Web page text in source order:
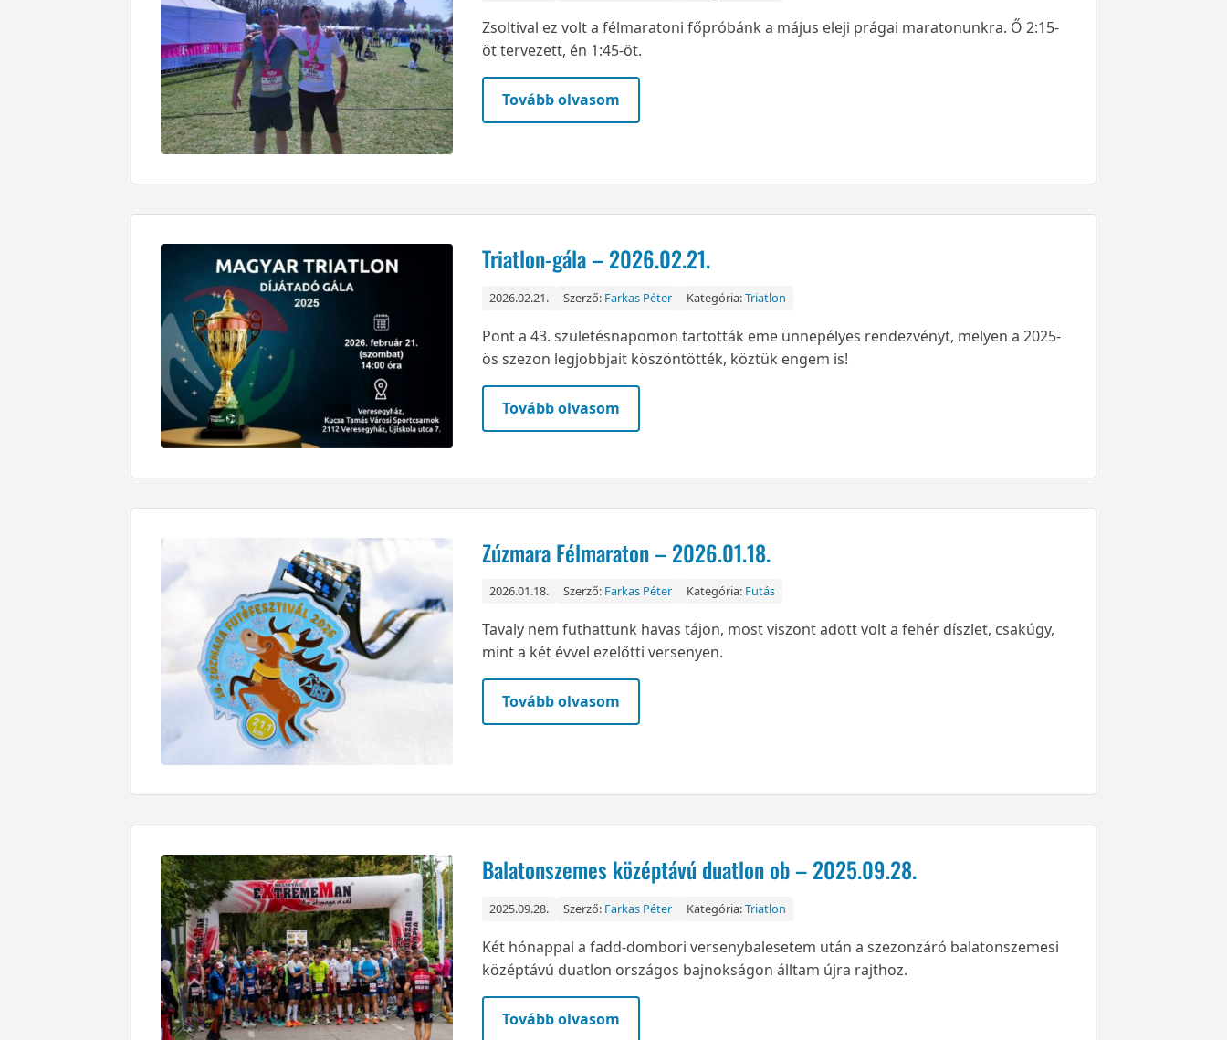
Zsoltival ez volt a félmaratoni főpróbánk a május eleji prágai maratonunkra. Ő 2:15-
öt tervezett, én 1:45-öt.
Tovább olvasom
Triatlon-gála – 2026.02.21.
2026.02.21. Szerző: Farkas Péter Kategória:Triatlon
Pont a 43. születésnapomon tartották eme ünnepélyes rendezvényt, melyen a 2025-
ös szezon legjobbjait köszöntötték, köztük engem is!
Tovább olvasom
Zúzmara Félmaraton – 2026.01.18.
2026.01.18. Szerző: Farkas Péter Kategória: Futás
Tavaly nem futhattunk havas tájon, most viszont adott volt a fehér díszlet, csakúgy,
mint a két évvel ezelőtti versenyen.
Tovább olvasom
Balatonszemes középtávú duatlon ob – 2025.09.28.
2025.09.28. Szerző: Farkas Péter Kategória:Triatlon
Két hónappal a fadd-dombori versenybalesetem után a szezonzáró balatonszemesi
középtávú duatlon országos bajnokságon álltam újra rajthoz.
Tovább olvasom